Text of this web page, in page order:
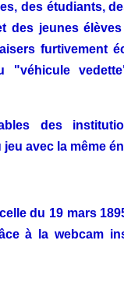
des étudiants,
des jeunes
furtivement
"véhicule
des
avec la même
du 19 mars
à la webcam